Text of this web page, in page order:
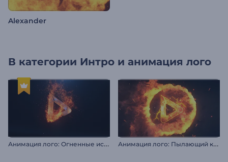
Alexander
В категории Интро и анимация лого
А
нимация лого: Огненные искры А
нимация лого: Пылающий круг